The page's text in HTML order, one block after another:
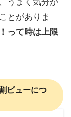
とがありま
って時は上限
ビューにつ